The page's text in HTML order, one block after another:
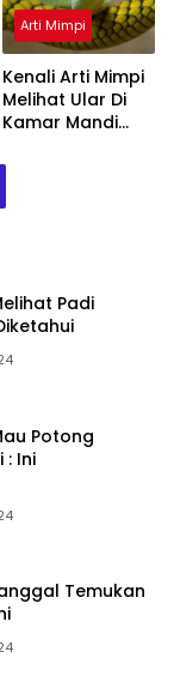
Arti Mimpi
Kenali Arti Mimpi
Melihat Ular Di
Kamar Mandi
Ini Penjelasannya
Padi
Diketahui
Potong
: Ini
Temukan